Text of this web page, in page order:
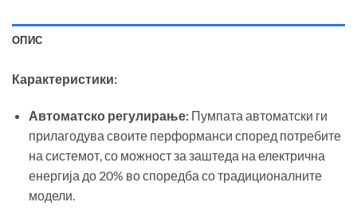
ОПИС
Карактеристики:
Автоматско регулирање:Пумпата автоматски ги
прилагодува своите перформанси според потребите
на системот, со можност за заштеда на електрична
енергија до 20% во споредба со традиционалните
модели.